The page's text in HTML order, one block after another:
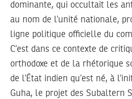
dominante, qui occultait les
au nom de l’unité nationale,
ligne politique officielle du
C’est dans ce contexte de
orthodoxe et de la rhétorique
de l’État indien qu’est né, à
Guha, le projet des Subaltern